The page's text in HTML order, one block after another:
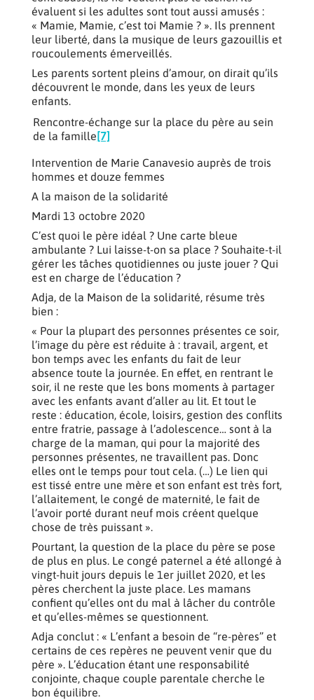
évaluent si les adultes sont tout aussi amusés :
« Mamie, Mamie, c’est toi Mamie ? ». Ils prennent
leur liberté, dans la musique de leurs gazouillis et
roucoulements émerveillés.
Les parents sortent pleins d’amour, on dirait qu’ils
découvrent le monde, dans les yeux de leurs
enfants.
Rencontre-échange sur la place du père au sein
de la famille[7]
Intervention de Marie Canavesio auprès de trois
hommes et douze femmes
A la maison de la solidarité
Mardi 13 octobre 2020
C’est quoi le père idéal ? Une carte bleue
ambulante ? Lui laisse-t-on sa place ? Souhaite-t-il
gérer les tâches quotidiennes ou juste jouer ? Qui
est en charge de l’éducation ?
Adja, de la Maison de la solidarité, résume très
bien :
« Pour la plupart des personnes présentes ce soir,
l’image du père est réduite à : travail, argent, et
bon temps avec les enfants du fait de leur
absence toute la journée. En effet, en rentrant le
soir, il ne reste que les bons moments à partager
avec les enfants avant d’aller au lit. Et tout le
reste : éducation, école, loisirs, gestion des conflits
entre fratrie, passage à l’adolescence… sont à la
charge de la maman, qui pour la majorité des
personnes présentes, ne travaillent pas. Donc
elles ont le temps pour tout cela. (…) Le lien qui
est tissé entre une mère et son enfant est très fort,
l’allaitement, le congé de maternité, le fait de
l’avoir porté durant neuf mois créent quelque
chose de très puissant ».
Pourtant, la question de la place du père se pose
de plus en plus. Le congé paternel a été allongé à
vingt-huit jours depuis le 1er juillet 2020, et les
pères cherchent la juste place. Les mamans
confient qu’elles ont du mal à lâcher du contrôle
et qu’elles-mêmes se questionnent.
Adja conclut : « L’enfant a besoin de “re-pères” et
certains de ces repères ne peuvent venir que du
père ». L’éducation étant une responsabilité
conjointe, chaque couple parentale cherche le
bon équilibre.